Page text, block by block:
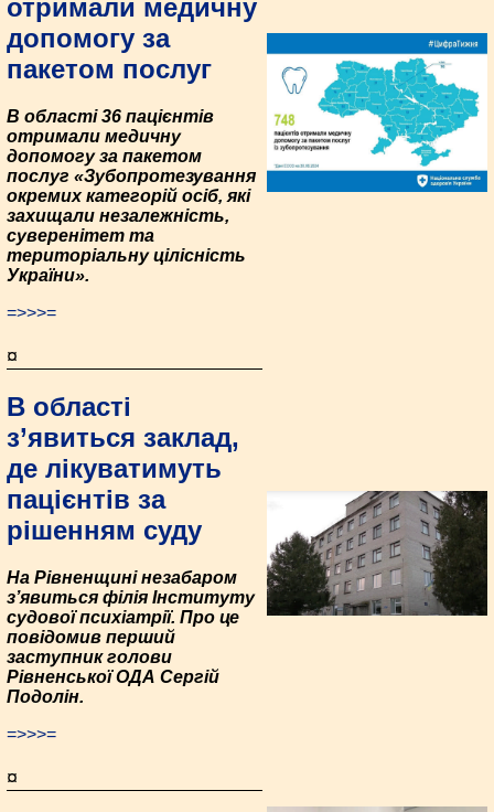
отримали медичну
допомогу за
пакетом послуг
В області 36 пацієнтів
отримали медичну
допомогу за пакетом
послуг «Зубопротезування
окремих категорій осіб, які
захищали незалежність,
суверенітет та
територіальну цілісність
України».
=>>>=
¤
В області
з’явиться заклад,
де лікуватимуть
пацієнтів за
рішенням суду
На Рівненщині незабаром
з’явиться філія Інституту
судової психіатрії. Про це
повідомив перший
заступник голови
Рівненської ОДА Сергій
Подолін.
=>>>=
¤